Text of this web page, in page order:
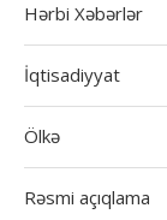
Hərbi Xəbərlər
İqtisadiyyat
Ölkə
Rəsmi açıqlama